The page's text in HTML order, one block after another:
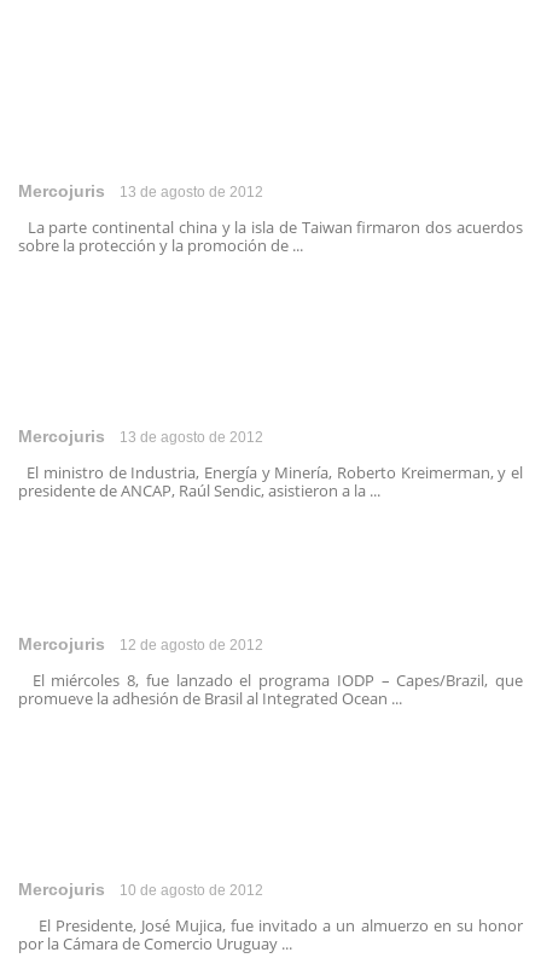
Mercojuris 13 de agosto de 2012
La parte continental china y la isla de Taiwan firmaron dos acuerdos
sobre la protección y la promoción de ...
Mercojuris 13 de agosto de 2012
El ministro de Industria, Energía y Minería, Roberto Kreimerman, y el
presidente de ANCAP, Raúl Sendic, asistieron a la ...
Mercojuris 12 de agosto de 2012
El miércoles 8, fue lanzado el programa IODP – Capes/Brazil, que
promueve la adhesión de Brasil al Integrated Ocean ...
Mercojuris 10 de agosto de 2012
El Presidente, José Mujica, fue invitado a un almuerzo en su honor
por la Cámara de Comercio Uruguay ...